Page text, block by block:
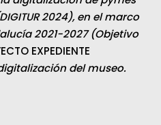
2024), en el marco
2021-2027 (Objetivo
EXPEDIENTE
del museo.